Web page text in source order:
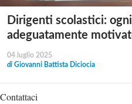
Dirigenti scolastici:
adeguatamente
04 luglio 2025
di Giovanni Battista Diciocia
Contattaci